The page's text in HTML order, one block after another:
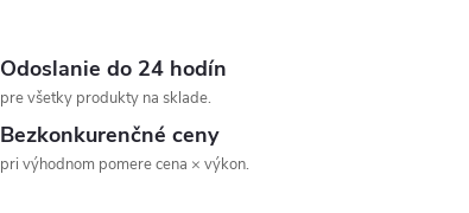
Odoslanie do 24 hodín
pre všetky produkty na sklade.
Bezkonkurenčné ceny
pri výhodnom pomere cena × výkon.